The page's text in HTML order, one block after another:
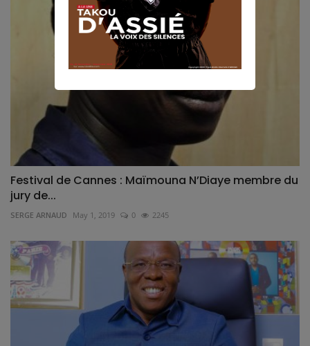
Festival de Cannes : Maïmouna N’Diaye membre du
jury de...
SERGE ARNAUD May 1, 2019 0 2245